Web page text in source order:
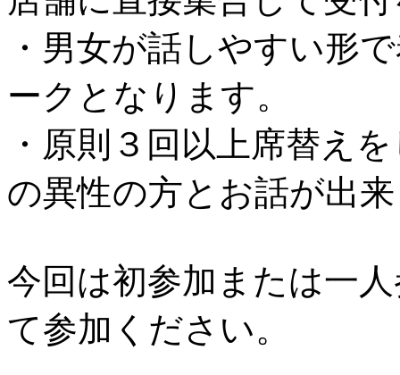
・男女が話しやすい形
ークとなります。
・原則３回以上席替え
の異性の方とお話が出
今回は初参加または一
て参加ください。